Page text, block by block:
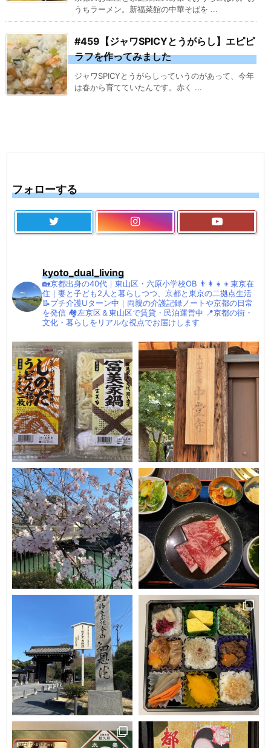
うちラーメン。新福菜館の中華そばを ...
#459【ジャワSPICYとうがらし】エピピ
ラフを作ってみました
ジャワSPICYとうがらしっていうのがあって、今年
は春から育てていたんです。赤く ...
フォローする
kyoto_dual_living
🏡京都出身の40代｜東山区・六原小学校OB 👨‍👩‍👧‍👦東京在
住｜妻と子ども2人と暮らしつつ、京都と東京の二拠点生活
📝プチ介護Uターン中｜両親の介護記録ノートや京都の日常
を発信 🏘左京区＆東山区で賃貸・民泊運営中 📍京都の街・
文化・暮らしをリアルな視点でお届けします